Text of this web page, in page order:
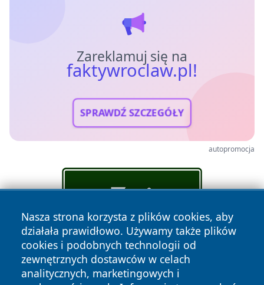
Zareklamuj się na
faktywroclaw.pl!
SPRAWDŹ SZCZEGÓŁY
autopromocja
Nasza strona korzysta z plików cookies, aby
działała prawidłowo. Używamy także plików
cookies i podobnych technologii od
zewnętrznych dostawców w celach
analitycznych, marketingowych i